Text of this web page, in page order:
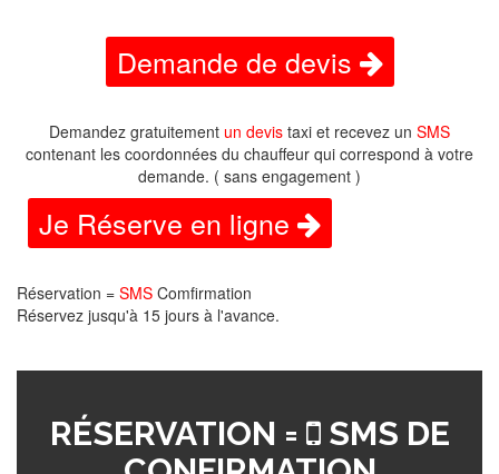
Demande de devis
Demandez gratuitement un devis taxi et recevez un SMS
contenant les coordonnées du chauffeur qui correspond à votre
demande. ( sans engagement )
Je Réserve en ligne
Réservation = SMS Comfirmation
Réservez jusqu'à 15 jours à l'avance.
RÉSERVATION =
SMS DE